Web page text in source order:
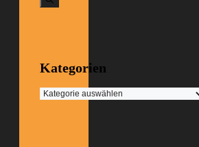
Kategorien
Kategorien